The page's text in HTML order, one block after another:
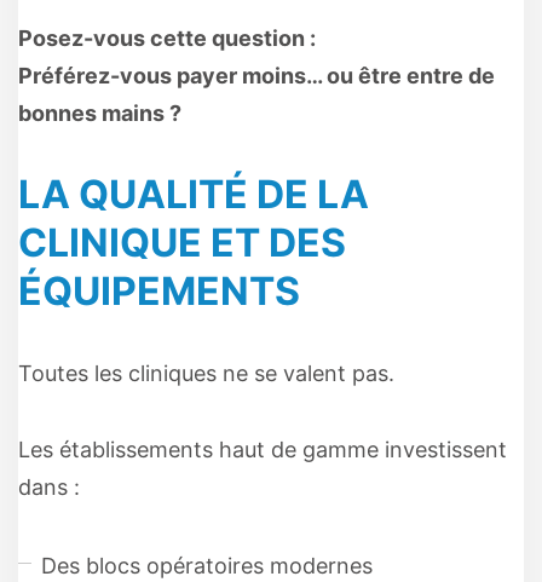
Posez-vous cette question :
Préférez-vous payer moins… ou être entre de
bonnes mains ?
LA QUALITÉ DE LA
CLINIQUE ET DES
ÉQUIPEMENTS
Toutes les cliniques ne se valent pas.
Les établissements haut de gamme investissent
dans :
Des blocs opératoires modernes